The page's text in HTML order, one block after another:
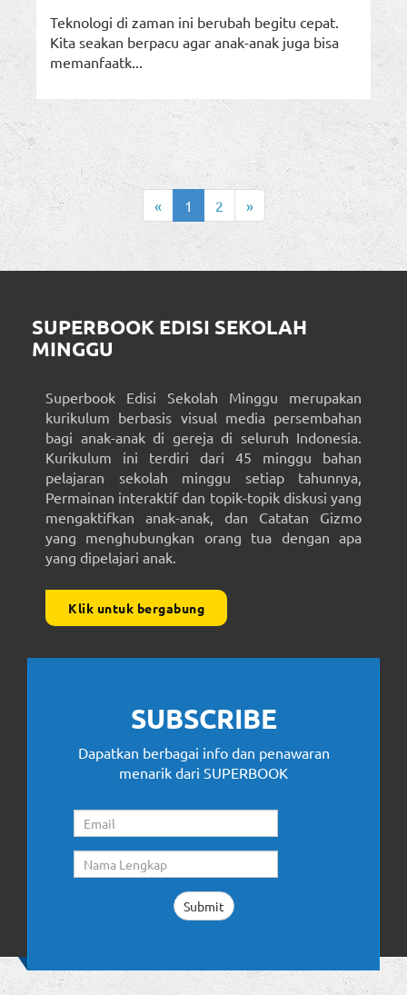
Teknologi di zaman ini berubah begitu cepat.
Kita seakan berpacu agar anak-anak juga bisa
memanfaatk...
« 1 2 »
SUPERBOOK EDISI SEKOLAH
MINGGU
Superbook Edisi Sekolah Minggu merupakan
kurikulum berbasis visual media persembahan
bagi anak-anak di gereja di seluruh Indonesia.
Kurikulum ini terdiri dari 45 minggu bahan
pelajaran sekolah minggu setiap tahunnya,
Permainan interaktif dan topik-topik diskusi yang
mengaktifkan anak-anak, dan Catatan Gizmo
yang menghubungkan orang tua dengan apa
yang dipelajari anak.
Klik untuk bergabung
SUBSCRIBE
Dapatkan berbagai info dan penawaran
menarik dari SUPERBOOK